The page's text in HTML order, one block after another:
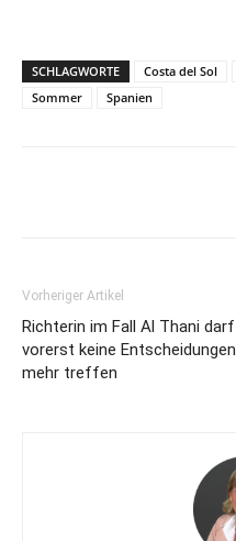
SCHLAGWORTE Costa del Sol
Sommer
Spanien
Vorheriger Artikel
Richterin im Fall Al Thani darf
vorerst keine Entscheidungen
mehr treffen